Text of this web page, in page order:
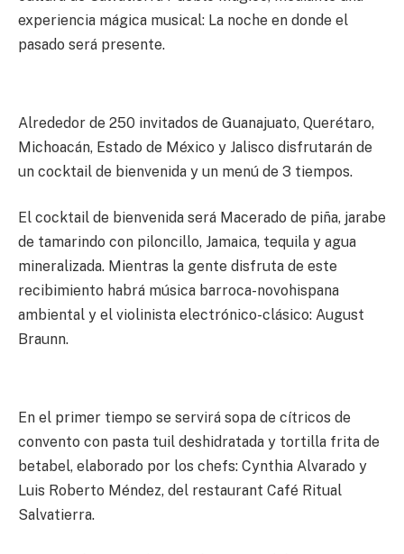
experiencia mágica musical: La noche en donde el
pasado será presente.
Alrededor de 250 invitados de Guanajuato, Querétaro,
Michoacán, Estado de México y Jalisco disfrutarán de
un cocktail de bienvenida y un menú de 3 tiempos.
El cocktail de bienvenida será Macerado de piña, jarabe
de tamarindo con piloncillo, Jamaica, tequila y agua
mineralizada. Mientras la gente disfruta de este
recibimiento habrá música barroca-novohispana
ambiental y el violinista electrónico-clásico: August
Braunn.
En el primer tiempo se servirá sopa de cítricos de
convento con pasta tuil deshidratada y tortilla frita de
betabel, elaborado por los chefs: Cynthia Alvarado y
Luis Roberto Méndez, del restaurant Café Ritual
Salvatierra.